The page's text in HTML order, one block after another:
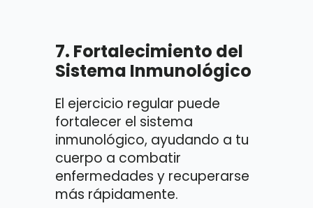
7. Fortalecimiento del
Sistema Inmunológico
El ejercicio regular puede
fortalecer el sistema
inmunológico, ayudando a tu
cuerpo a combatir
enfermedades y recuperarse
más rápidamente.